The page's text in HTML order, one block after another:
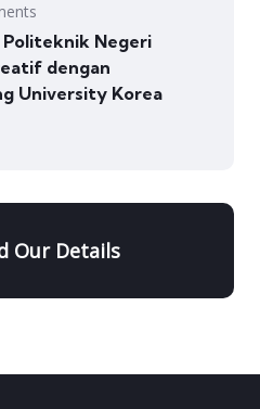
Politeknik Negeri
dengan
University Korea
Our Details